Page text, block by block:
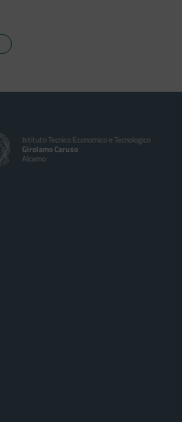
Istituto Tecnico Economico e Tecnologico
Girolamo Caruso
Alcamo